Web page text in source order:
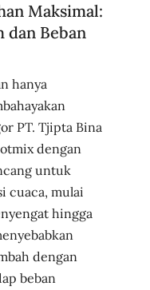
Maksimal:
dan Beban
hanya
PT. Tjipta Bina
dengan
untuk
cuaca, mulai
hingga
dengan
beban